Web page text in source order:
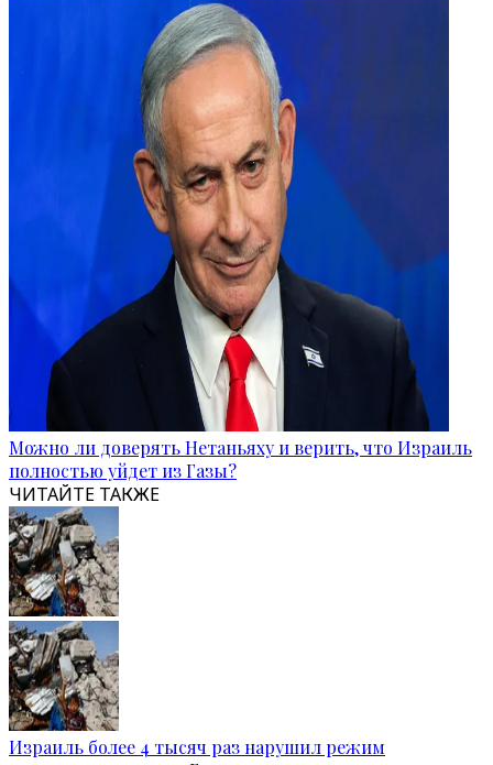
Можно ли доверять Нетаньяху и верить, что Израиль
полностью уйдет из Газы?
ЧИТАЙТЕ ТАКЖЕ
Израиль более 4 тысяч раз нарушил режим